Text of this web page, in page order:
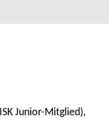
Junior-Mitglied),